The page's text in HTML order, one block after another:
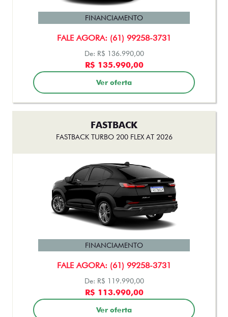
FALE AGORA: (61) 99258-3731
FINANCIAMENTO
De: R$ 136.990,00
Ver oferta
FASTBACK
FASTBACK TURBO 200 FLEX AT 2026